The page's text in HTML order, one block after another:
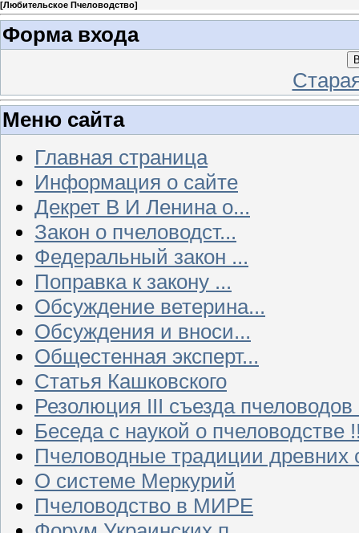
[Любительское Пчеловодство]
Форма входа
Меню сайта
Главная страница
Информация о сайте
Декрет В И Ленина о...
Закон о пчеловодст...
Федеральный закон ...
Поправка к закону ...
Обсуждение ветерина...
Обсуждения и вноси...
Общестенная эксперт...
Статья Кашковского
Резолюция III съезда
Беседа с наукой о пчеловодстве
Пчеловодные традиции древних
О системе Меркурий
Пчеловодство в МИРЕ